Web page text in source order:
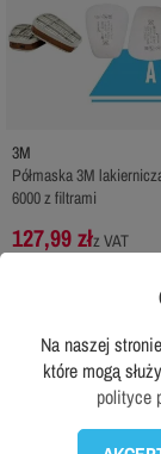
3M
Półmaska 3M
6000 z filtrami
127,99 złz VAT
Sprawdź
Na naszej
które mogą
polityce